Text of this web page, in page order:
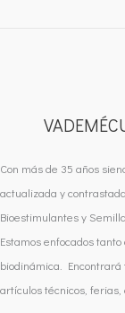
Con más de 35 años
actualizada y
Bioestimulantes y
Estamos enfocados
biodinámica.
artículos técnicos,